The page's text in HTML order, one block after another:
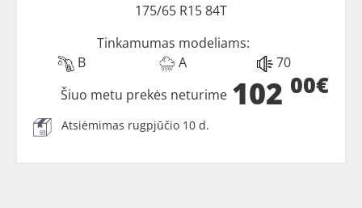
175/65 R15 84T
Tinkamumas modeliams:
B
A 70
102 00€
Šiuo metu prekės neturime
Atsiėmimas rugpjūčio 10 d.